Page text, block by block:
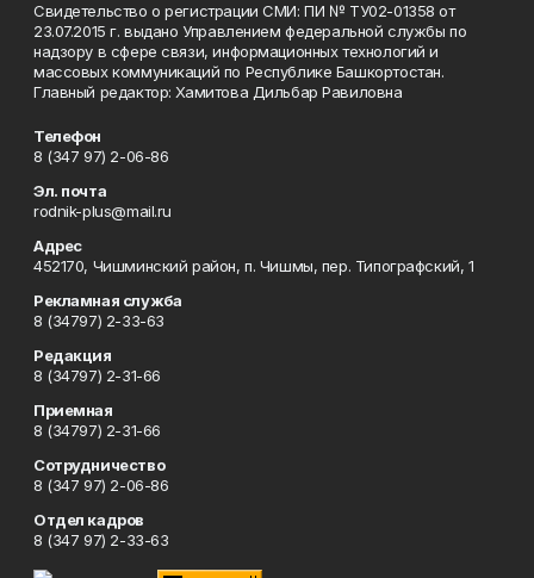
Свидетельство о регистрации СМИ: ПИ № ТУ02-01358 от
23.07.2015 г. выдано Управлением федеральной службы по
надзору в сфере связи, информационных технологий и
массовых коммуникаций по Республике Башкортостан.
Главный редактор: Хамитова Дильбар Равиловна
Телефон
8 (347 97) 2-06-86
Эл. почта
rodnik-plus@mail.ru
Адрес
452170, Чишминский район, п. Чишмы, пер. Типографский, 1
Рекламная служба
8 (34797) 2-33-63
Редакция
8 (34797) 2-31-66
Приемная
8 (34797) 2-31-66
Сотрудничество
8 (347 97) 2-06-86
Отдел кадров
8 (347 97) 2-33-63